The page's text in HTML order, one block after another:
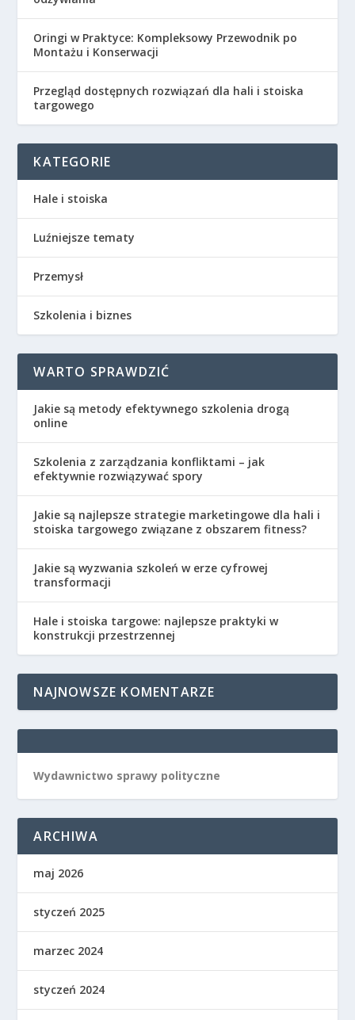
Oringi w Praktyce: Kompleksowy Przewodnik po
Montażu i Konserwacji
Przegląd dostępnych rozwiązań dla hali i stoiska
targowego
KATEGORIE
Hale i stoiska
Luźniejsze tematy
Przemysł
Szkolenia i biznes
WARTO SPRAWDZIĆ
Jakie są metody efektywnego szkolenia drogą
online
Szkolenia z zarządzania konfliktami – jak
efektywnie rozwiązywać spory
Jakie są najlepsze strategie marketingowe dla hali i
stoiska targowego związane z obszarem fitness?
Jakie są wyzwania szkoleń w erze cyfrowej
transformacji
Hale i stoiska targowe: najlepsze praktyki w
konstrukcji przestrzennej
NAJNOWSZE KOMENTARZE
Wydawnictwo sprawy polityczne
ARCHIWA
maj 2026
styczeń 2025
marzec 2024
styczeń 2024